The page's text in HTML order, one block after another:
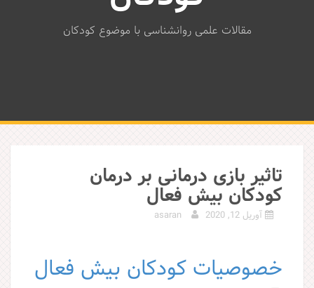
مقالات علمی روانشناسی با موضوع کودکان
تاثیر بازی درمانی بر درمان
کودکان بیش فعال
آوریل 12, 2020 asaran
خصوصيات كودكان بيش فعال